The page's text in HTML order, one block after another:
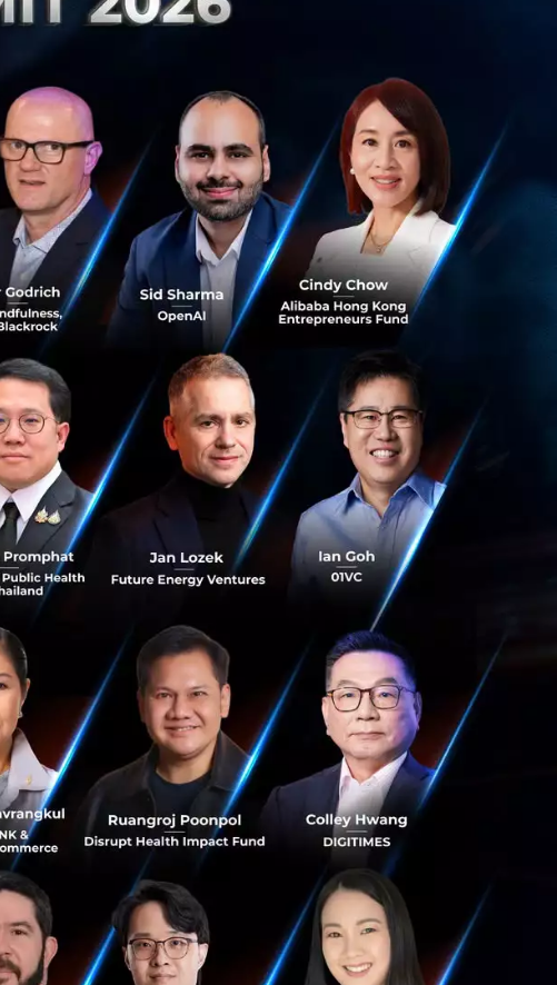
บ่มเพาะความ
งยังมีการสนับสนุนในรูป
ที่น่าจับตามมองเข้า
ะทีมมีโครงการที่น่าสนใจ
ห้บริการแจ้งเตือนภัย
านสื่อ Social Media
มารถ เข้าถึงข้อมูลโดย
นคือ หน่วยงานรัฐบาล
ยวชาญในเทคโนโลยี
รคิดค้นและพัฒนาระบบ
ประสิทธิภาพ บริษัท
กิจ เช่น ในอุตสาหกรรม
ขาในประเทศสิงคโปร์
ชียแปซิฟิค